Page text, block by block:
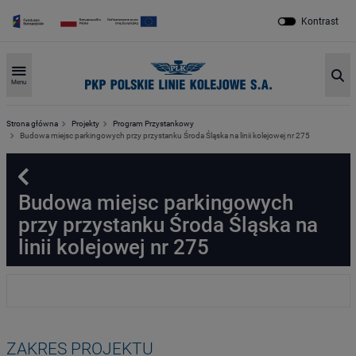
Kontrast
Menu
Strona główna Projekty
Program Przystankowy
Budowa miejsc parkingowych przy przystanku Środa Śląska na linii kolejowej nr 275
Powrót
Budowa miejsc parkingowych
przy przystanku Środa Śląska na
linii kolejowej nr 275
ZAKRES PROJEKTU